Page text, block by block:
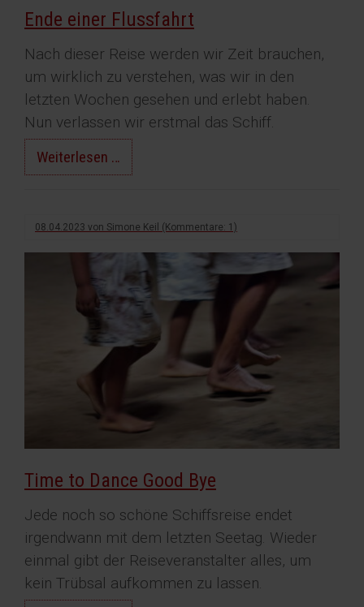
Ende einer Flussfahrt
Nach dieser Reise werden wir Zeit brauchen,
um wirklich zu verstehen, was wir in den
letzten Wochen gesehen und erlebt haben.
Nun verlassen wir erstmal das Schiff.
Weiterlesen … Ende
einer
08.04.2023 von Simone Keil (Kommentare: 1)
Time to Dance Good Bye
Jede noch so schöne Schiffsreise endet
irgendwann mit dem letzten Seetag. Wieder
einmal gibt der Reiseveranstalter alles, um
kein Trübsal aufkommen zu lassen.